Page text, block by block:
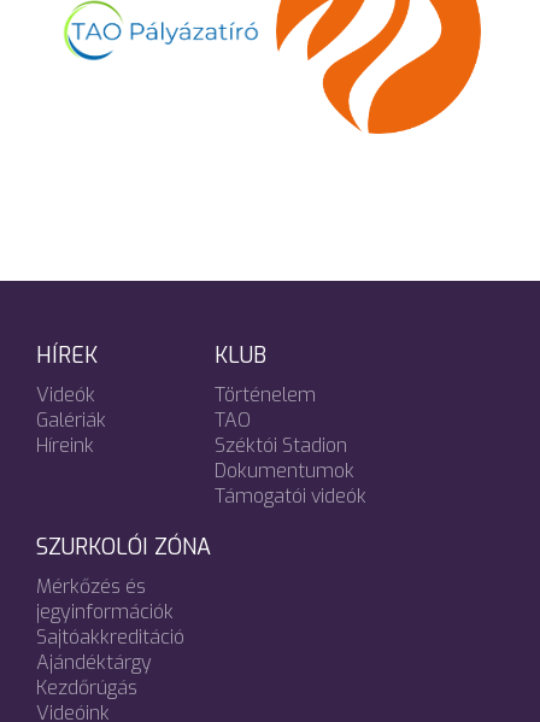
HÍREK
Videók
Galériák
Híreink
KLUB
Történelem
TAO
Széktói Stadion
Dokumentumok
Támogatói videók
SZURKOLÓI ZÓNA
Mérkőzés és
jegyinformációk
Sajtóakkreditáció
Ajándéktárgy
Kezdőrúgás
Videóink